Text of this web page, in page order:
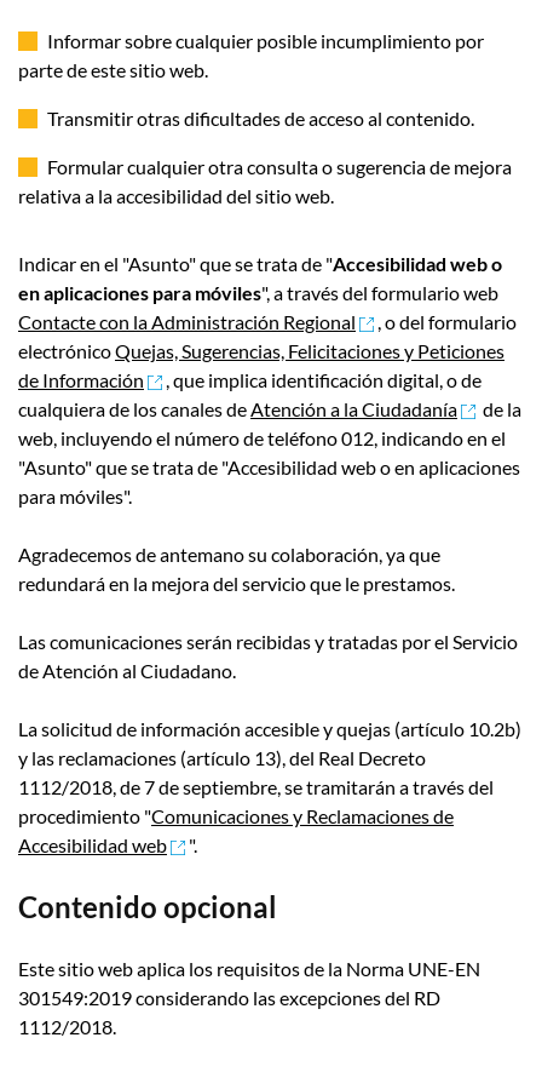
Informar sobre cualquier posible incumplimiento por
parte de este sitio web.
Transmitir otras dificultades de acceso al contenido.
Formular cualquier otra consulta o sugerencia de mejora
relativa a la accesibilidad del sitio web.
Indicar en el "Asunto" que se trata de "Accesibilidad web o
en aplicaciones para móviles", a través del formulario web
Contacte con la Administración Regional
, o del formulario
electrónicoQuejas, Sugerencias, Felicitaciones y Peticiones
de Información
, que implica identificación digital, o de
cualquiera de los canales deAtención a la Ciudadanía
de la
web, incluyendo el número de teléfono 012, indicando en el
"Asunto" que se trata de "Accesibilidad web o en aplicaciones
para móviles".
Agradecemos de antemano su colaboración, ya que
redundará en la mejora del servicio que le prestamos.
Las comunicaciones serán recibidas y tratadas por el Servicio
de Atención al Ciudadano.
La solicitud de información accesible y quejas (artículo 10.2b)
y las reclamaciones (artículo 13), del Real Decreto
1112/2018, de 7 de septiembre, se tramitarán a través del
procedimiento "Comunicaciones y Reclamaciones de
Accesibilidad web
".
Contenido opcional
Este sitio web aplica los requisitos de la Norma UNE-EN
301549:2019 considerando las excepciones del RD
1112/2018.